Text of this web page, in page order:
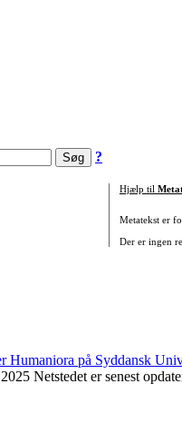
?
Hjælp til
Metatekst er
Der er ingen
Netstedet er senest